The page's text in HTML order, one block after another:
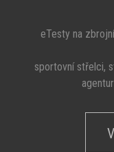
eTesty na
sportovní střelci,